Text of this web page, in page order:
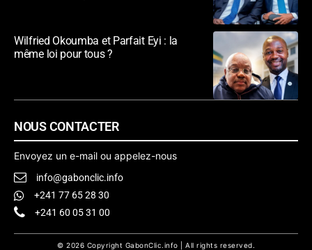
Wilfried Okoumba et Parfait Eyi : la
même loi pour tous ?
NOUS CONTACTER
Envoyez un e-mail ou appelez-nous
info@gabonclic.info
+241 77 65 28 30
+241 60 05 31 00
© 2026 Copyright GabonClic.info | All rights reserved.